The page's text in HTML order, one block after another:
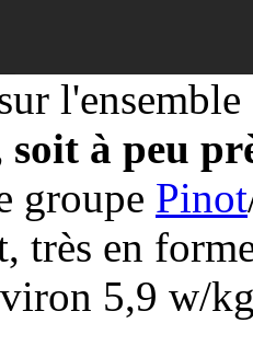
à peu
groupe Pinot
très en
5,9 w/